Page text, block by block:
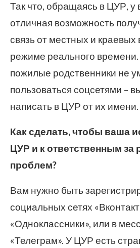
Так что, обращаясь в ЦУР, у
отличная возможность
связь от местных и краевых
режиме реального
пожилые родственники не
пользоваться соцсетями –
написать в ЦУР от их имени.
Как сделать, чтобы ваша
ЦУР и к ответственным за
проблем?
Вам нужно быть
социальных сетях
«Одноклассники», или в
«Телеграм». У ЦУР есть